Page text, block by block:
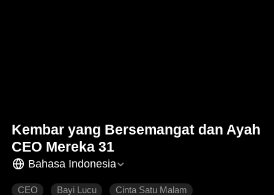
Kembar yang Bersemangat dan Ayah
CEO Mereka 31
Bahasa Indonesia
CEO Bayi Lucu Cinta Satu Malam